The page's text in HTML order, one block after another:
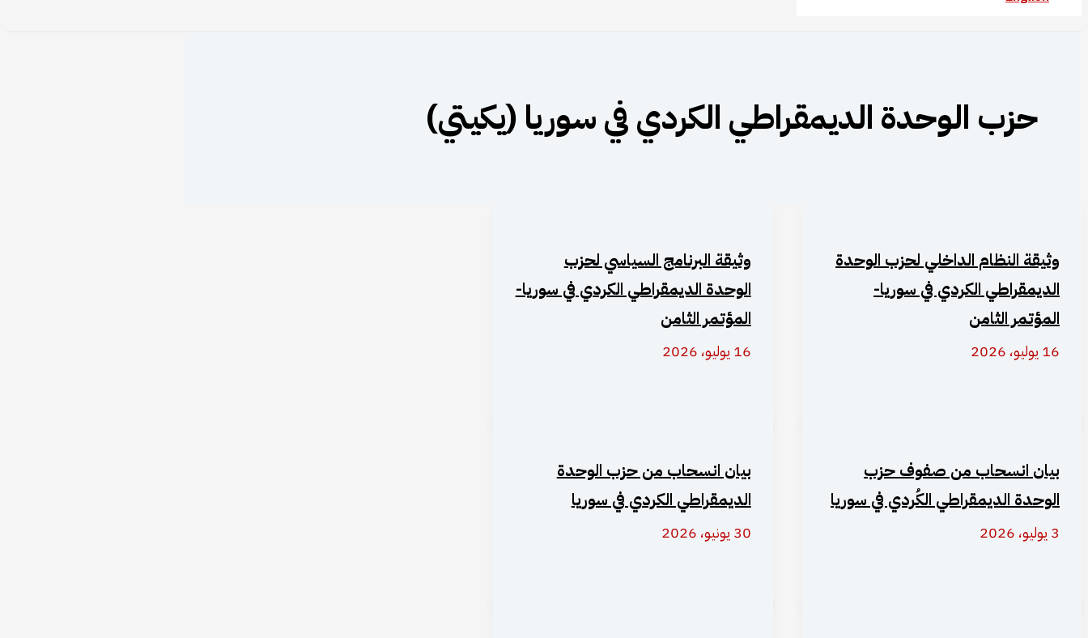
حزب الوحدة الديمقراطي الكردي في سوريا (يكيتي)
وثيقة النظام الداخلي لحزب الوحدة
الديمقراطي الكردي في سوريا-
المؤتمر الثامن
16 يوليو، 2026
وثيقة البرنامج السياسي لحزب
الوحدة الديمقراطي الكردي في سوريا-
المؤتمر الثامن
16 يوليو، 2026
بيان انسحاب من صفوف حزب
الوحدة الديمقراطي الكُردي في سوريا
3 يوليو، 2026
بيان انسحاب من حزب الوحدة
الديمقراطي الكردي في سوريا
30 يونيو، 2026